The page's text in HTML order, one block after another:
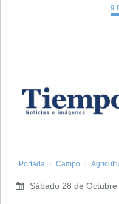
9
Portada Campo
Sábado 28 de